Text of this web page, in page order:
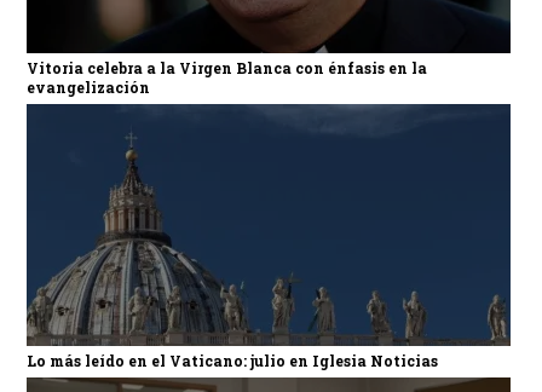
Vitoria celebra a la Virgen Blanca con énfasis en la
evangelización
Lo más leído en el Vaticano: julio en Iglesia Noticias